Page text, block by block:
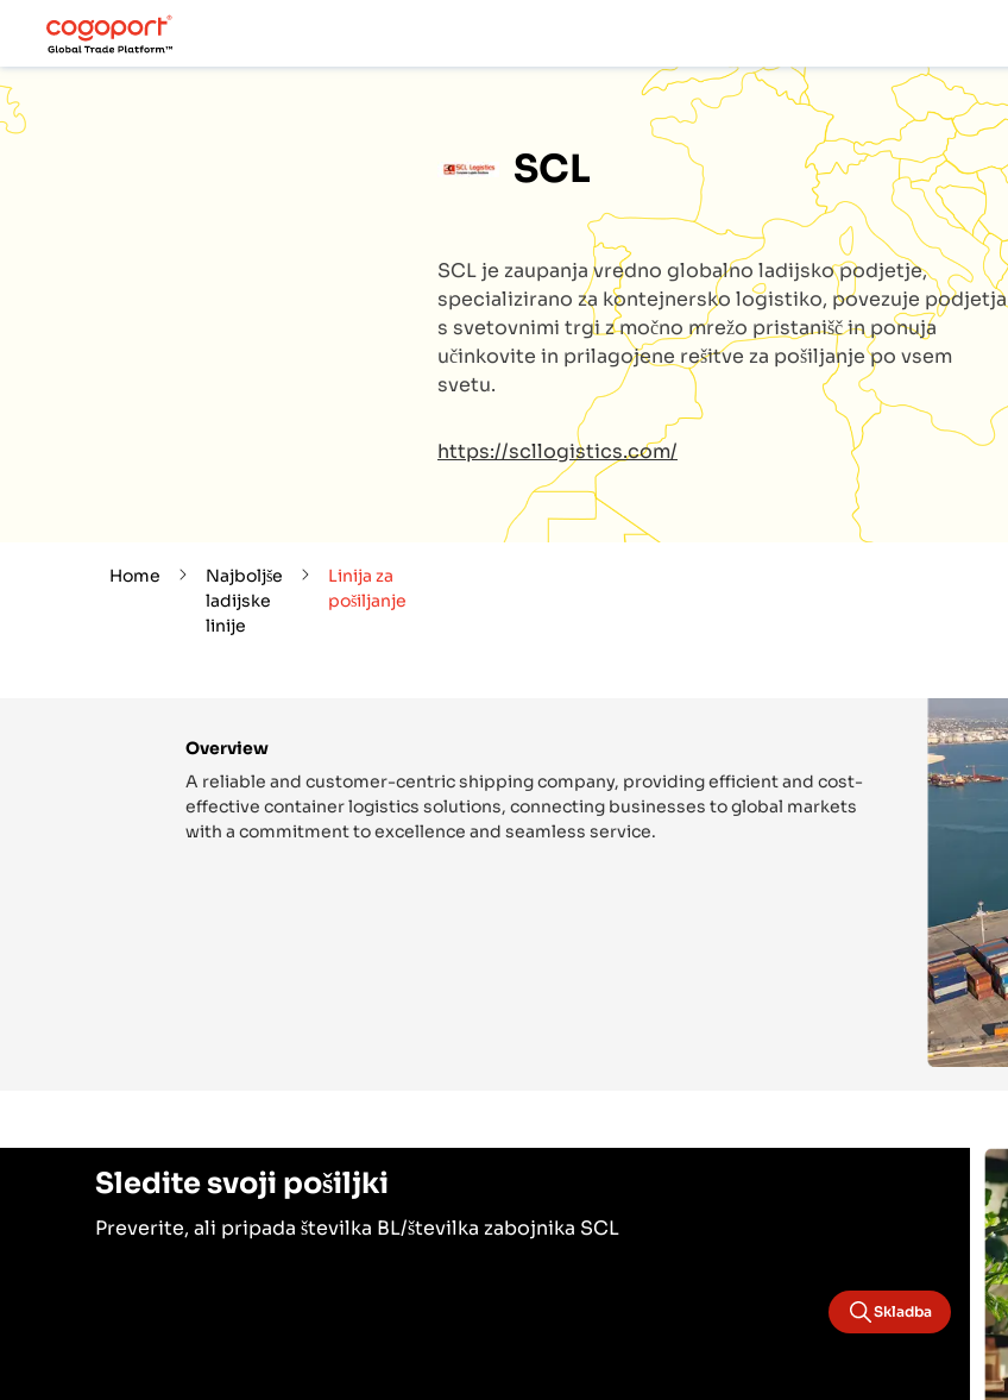
SCL
SCLje zaupanja vredno globalno ladijsko podjetje,
specializirano za kontejnersko logistiko, povezuje podjetja
s svetovnimi trgi z močno mrežo pristanišč in ponuja
učinkovite in prilagojene rešitve za pošiljanje po vsem
svetu.
https://scllogistics.com/
Home
Najboljše
ladijske
linije
Linija za
pošiljanje
Overview
A reliable and customer-centric shipping company, providing efficient and cost-
effective container logistics solutions, connecting businesses to global markets
with a commitment to excellence and seamless service.
Sledite svoji pošiljki
Preverite, ali pripada številka BL/številka zabojnika SCL
Skladba